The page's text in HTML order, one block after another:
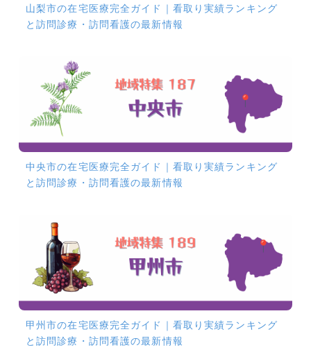
山梨市の在宅医療完全ガイド｜看取り実績ランキング
と訪問診療・訪問看護の最新情報
中央市の在宅医療完全ガイド｜看取り実績ランキング
と訪問診療・訪問看護の最新情報
甲州市の在宅医療完全ガイド｜看取り実績ランキング
と訪問診療・訪問看護の最新情報